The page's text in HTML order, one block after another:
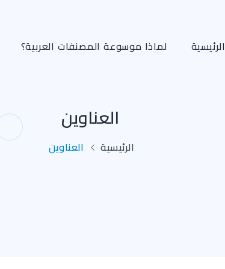
لماذا موسوعة المصنفات العربية؟
العناوين
الرئيسية العناوين